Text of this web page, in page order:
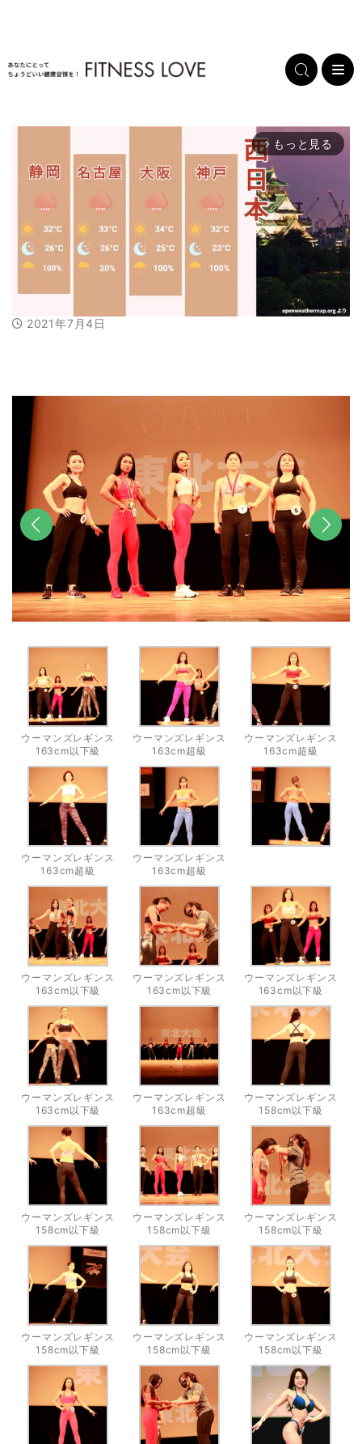
arrow_forward_ios もっと見る
t
2021年7月4日
前へ
ウーマンズレギンス
163cm以下級
ウーマンズレギンス
163cm超級
ウーマンズレギンス
163cm超級
ウーマンズレギンス
163cm超級
ウーマンズレギンス
163cm超級
ウーマンズレギンス
163cm以下級
ウーマンズレギンス
163cm以下級
ウーマンズレギンス
163cm以下級
ウーマンズレギンス
163cm以下級
ウーマンズレギンス
163cm超級
ウーマンズレギンス
158cm以下級
ウーマンズレギンス
158cm以下級
ウーマンズレギンス
158cm以下級
ウーマンズレギンス
158cm以下級
ウーマンズレギンス
158cm以下級
ウーマンズレギンス
158cm以下級
ウーマンズレギンス
158cm以下級